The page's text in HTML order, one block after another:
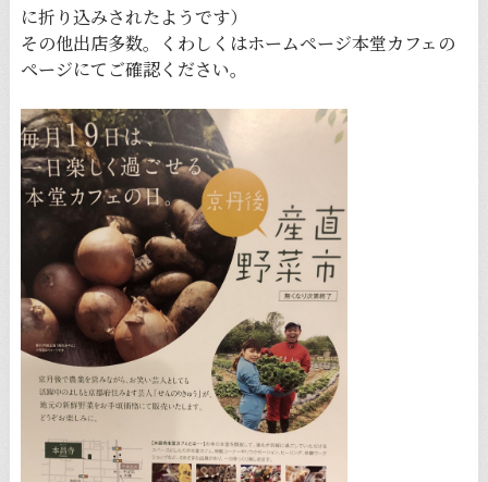
に折り込みされたようです）
その他出店多数。くわしくはホームページ本堂カフェの
ページにてご確認ください。